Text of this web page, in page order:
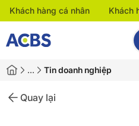
Khách hàng cá nhân Khách
… Tin doanh nghiệp
Quay lại